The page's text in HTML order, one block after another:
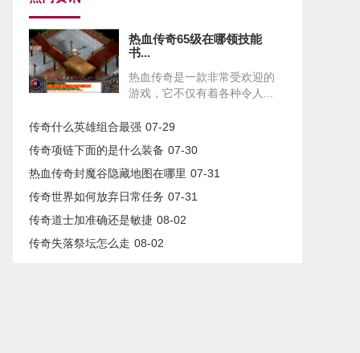
热血传奇65级在哪领技能
书...
热血传奇是一款非常受欢迎的
游戏，它不仅有着各种令人...
传奇什么英雄组合最强 07-29
传奇项链下面的是什么装备 07-30
热血传奇封魔谷隐藏地图在哪里 07-31
传奇世界如何放弃日常任务 07-31
传奇道士加准确还是敏捷 08-02
传奇失落祭坛怎么走 08-02